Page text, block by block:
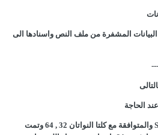
المشفرة من ملف النص واسنادها الى
دوال الـ API الخاصة بـ ShellWait والمتوافقة مع كلتا النواتان 32 , 64 وتمت